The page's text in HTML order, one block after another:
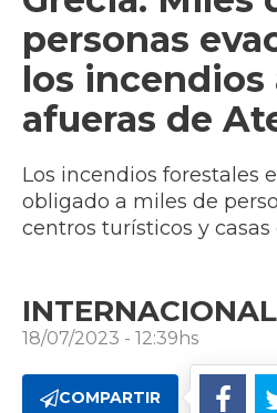
personas
los incendios
afueras de
Los incendios forestales
obligado a miles de
centros turísticos y casas
INTERNACIONAL
18/07/2023 - 12:39hs
COMPARTIR